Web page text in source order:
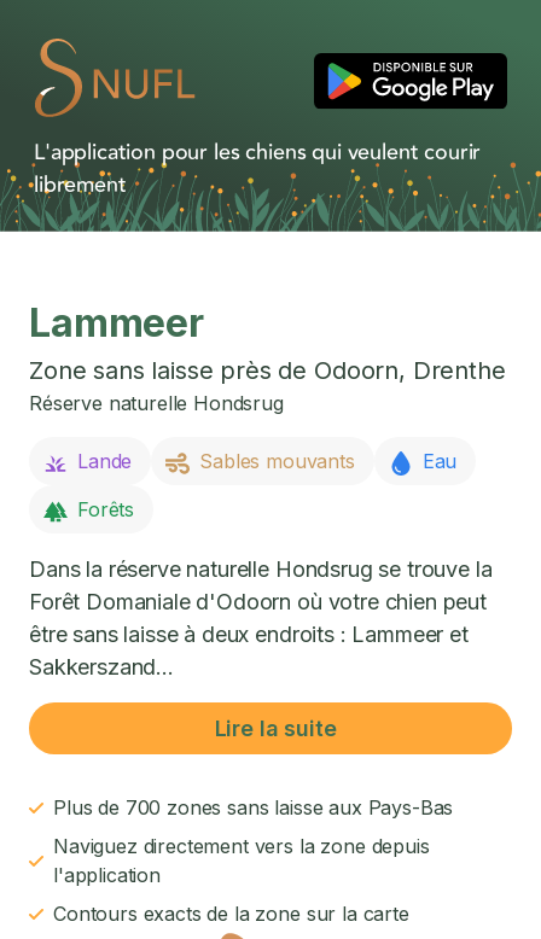
L'application pour les chiens qui veulent courir
librement
Lammeer
Zone sans laisse près de Odoorn, Drenthe
Réserve naturelle Hondsrug
Lande Sables mouvants
Eau
Forêts
Dans la réserve naturelle Hondsrug se trouve la
Forêt Domaniale d'Odoorn où votre chien peut
être sans laisse à deux endroits : Lammeer et
Sakkerszand...
Lire la suite
Plus de 700 zones sans laisse aux Pays-Bas
Naviguez directement vers la zone depuis
l'application
Contours exacts de la zone sur la carte